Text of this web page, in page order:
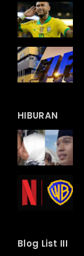
HIBURAN
Blog List III